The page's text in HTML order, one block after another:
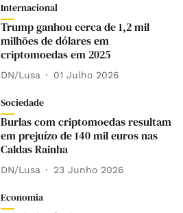
Internacional
Trump ganhou cerca de 1,2 mil
milhões de dólares em
criptomoedas em 2025
DN/Lusa 01 Julho 2026
Sociedade
Burlas com criptomoedas resultam
em prejuízo de 140 mil euros nas
Caldas Rainha
DN/Lusa 23 Junho 2026
Economia